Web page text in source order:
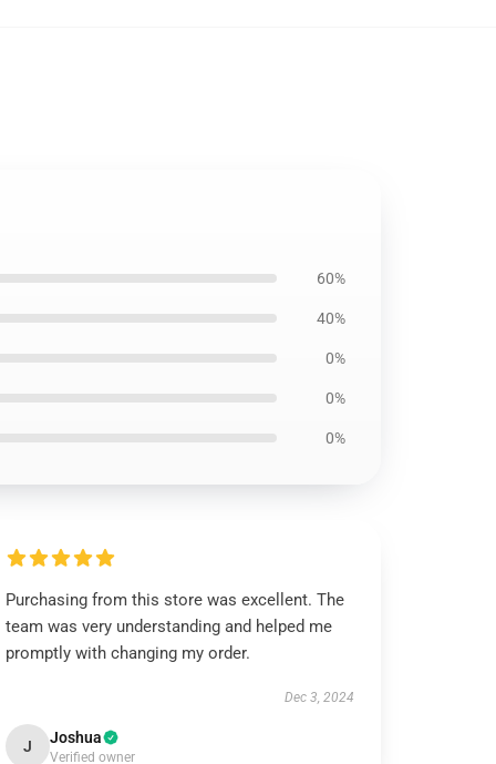
60%
40%
0%
0%
0%
Purchasing from this store was excellent. The
team was very understanding and helped me
promptly with changing my order.
Dec 3, 2024
J Joshua
Verified owner